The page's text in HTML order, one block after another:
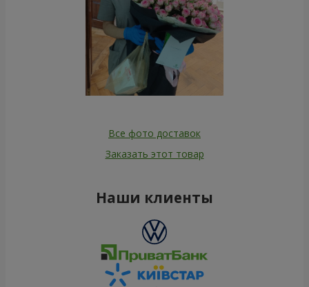
Все фото доставок
Заказать этот товар
Наши клиенты